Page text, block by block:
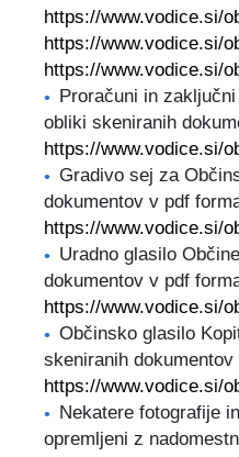
https://www.vodice.si/
https://www.vodice.si/
https://www.vodice.si/
Proračuni in
obliki skeniranih
https://www.vodice.si/
Gradivo sej za
dokumentov v pdf
https://www.vodice.si/
Uradno glasilo
dokumentov v pdf
https://www.vodice.si/
Občinsko glasilo
skeniranih dokumentov
https://www.vodice.si/
Nekatere fotografije
opremljeni z